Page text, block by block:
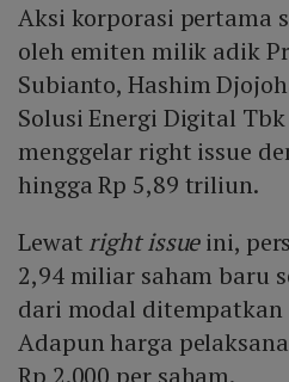
Aksi korporasi pertama
oleh emiten milik adik
Subianto, Hashim
Solusi Energi Digital
menggelar right issue
hingga Rp 5,89 triliun.
Lewat right issueini,
2,94 miliar saham baru
dari modal ditempatkan
Adapun harga